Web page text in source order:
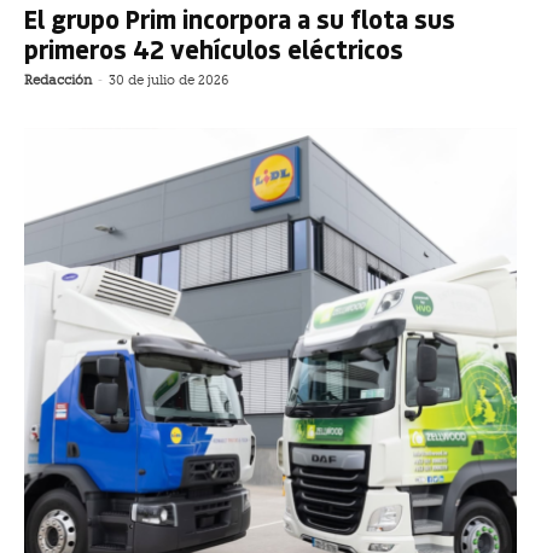
El grupo Prim incorpora a su flota sus
primeros 42 vehículos eléctricos
Redacción - 30 de julio de 2026